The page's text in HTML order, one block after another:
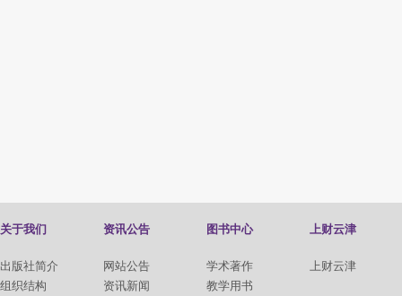
关于我们
出版社简介
组织结构
资讯公告
网站公告
资讯新闻
图书中心
学术著作
教学用书
上财云津
上财云津